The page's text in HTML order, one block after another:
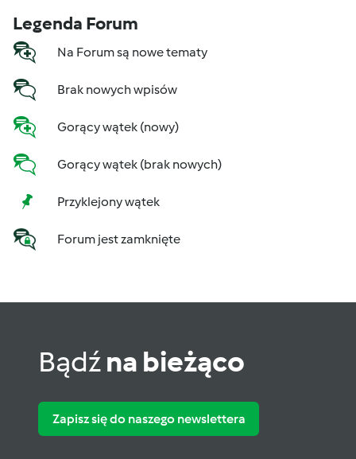
Legenda Forum
Na Forum są nowe tematy
Brak nowych wpisów
Gorący wątek (nowy)
Gorący wątek (brak nowych)
Przyklejony wątek
Forum jest zamknięte
Bądźna bieżąco
Zapisz się do naszego newslettera